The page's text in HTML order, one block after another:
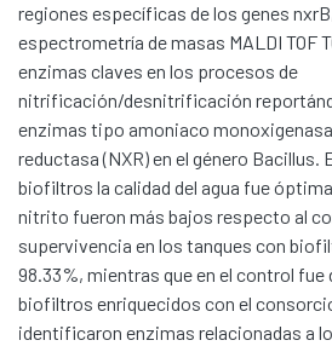
Communities & Collections
regiones específicas de los genes
espectrometría de masas MALDI TOF
enzimas claves en los procesos de
nitrificación/desnitrificación
enzimas tipo amoniaco
reductasa (NXR) en el género Bacillus.
biofiltros la calidad del agua fue
nitrito fueron más bajos respecto al
supervivencia en los tanques con
98.33%, mientras que en el control fue
biofiltros enriquecidos con el
identificaron enzimas relacionadas a